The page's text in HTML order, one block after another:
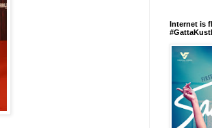
Internet is